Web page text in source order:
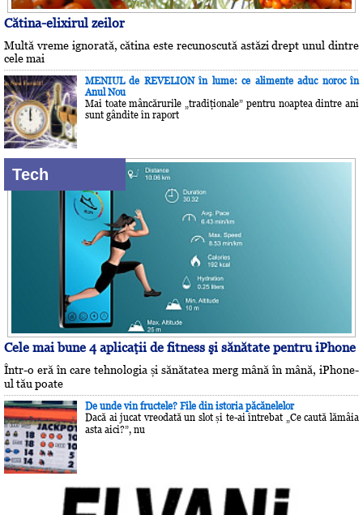
Cătina-elixirul zeilor
Multă vreme ignorată, cătina este recunoscută astăzi drept unul dintre
cele mai
MENIUL de REVELION în lume: ce alimente aduc noroc în
Anul Nou
Mai toate mâncărurile „tradiţionale” pentru noaptea dintre ani
sunt gândite în raport
Tech
Cele mai bune 4 aplicaţii de fitness şi sănătate pentru iPhone
Într-o eră în care tehnologia și sănătatea merg mână în mână, iPhone-
ul tău poate
De unde vin fructele? File din istoria păcănelelor
Dacă ai jucat vreodată un slot și te-ai întrebat „Ce caută lămâia
asta aici?”, nu